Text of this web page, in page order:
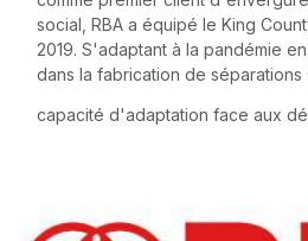
social, RBA a équipé le King
2019. S'adaptant à la pandémie
dans la fabrication de séparations
capacité d'adaptation face aux